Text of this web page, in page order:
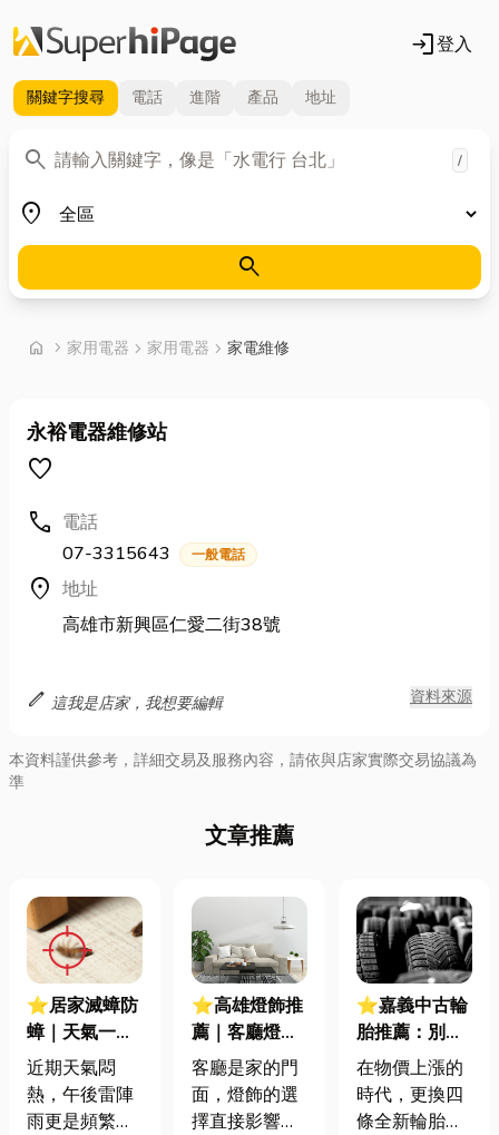
login登入
關鍵字搜尋 電話 進階 產品 地址
search
關鍵字 /
place
地區
search
home chevron_right 首頁
家用電器 chevron_right 家用電器 chevron_right 家電維修
永裕電器維修站
favorite
call 電話
07-3315643
一般電話
location_on 地址
高雄市新興區仁愛二街38號
edit 這我是店家，我想要編輯 資料來源
本資料謹供參考，詳細交易及服務內容，請依與店家實際交易協議為
準
文章推薦
⭐居家滅蟑防
蟑｜天氣一熱
蟑螂就大爆
發？從認識到
根除，居家滅
近期天氣悶
熱，午後雷陣
雨更是頻繁，
⭐高雄燈飾推
薦｜客廳燈怎
麼選？風水、
風格一次搞
懂！打造溫馨
客廳是家的門
面，燈飾的選
擇直接影響整
⭐嘉義中古輪
胎推薦：別當
冤大頭！一篇
教你中古輪胎
挑選攻略，教
在物價上漲的
時代，更換四
條全新輪胎往